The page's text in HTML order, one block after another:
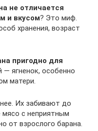
не отличается
и вкусом? Это миф.
хранения, возраст
пригодно для
— ягненок, особенно
матери.
Их забивают до
с неприятным
от взрослого барана.